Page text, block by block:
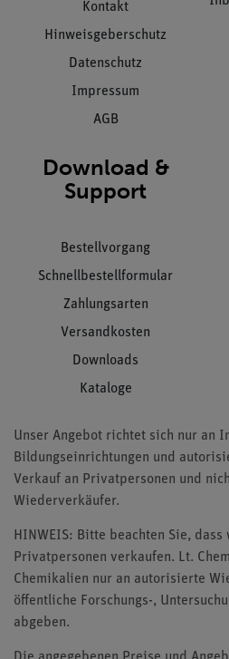
Kontakt
Hinweisgeberschutz
Datenschutz
Impressum
AGB
Download &
Support
Bestellvorgang
Schnellbestellformular
Zahlungsarten
Versandkosten
Downloads
Kataloge
Unser Angebot richtet sich nur an
Bildungseinrichtungen und
Verkauf an Privatpersonen und
Wiederverkäufer.
HINWEIS: Bitte beachten Sie,
Privatpersonen verkaufen. Lt.
Chemikalien nur an autorisierte
öffentliche Forschungs-,
abgeben.